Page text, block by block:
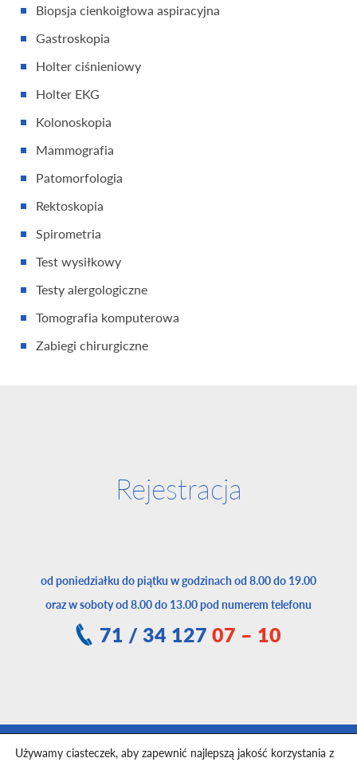
Biopsja cienkoigłowa aspiracyjna
Gastroskopia
Holter ciśnieniowy
Holter EKG
Kolonoskopia
Mammografia
Patomorfologia
Rektoskopia
Spirometria
Test wysiłkowy
Testy alergologiczne
Tomografia komputerowa
Zabiegi chirurgiczne
Rejestracja
od poniedziałku do piątku w godzinach od 8.00 do 19.00
oraz w soboty od 8.00 do 13.00 pod numerem telefonu
71 / 34 12707 – 10
Używamy ciasteczek, aby zapewnić najlepszą jakość korzystania z